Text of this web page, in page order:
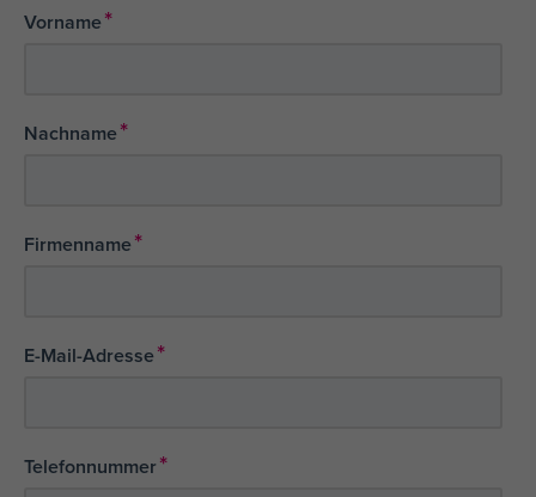
Vorname*
Nachname*
Firmenname*
E-Mail-Adresse*
Telefonnummer*